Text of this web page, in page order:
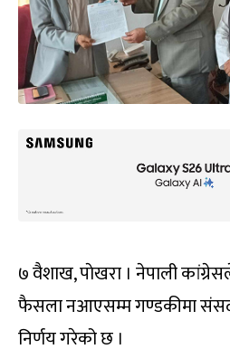
७ वैशाख, पाेखरा । नेपाली
फैसला नआएसम्म गण्डकीमा
निर्णय गरेको छ ।